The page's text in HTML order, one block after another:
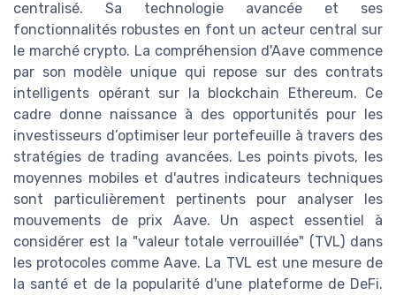
centralisé. Sa technologie avancée et ses
fonctionnalités robustes en font un acteur central sur
le marché crypto. La compréhension d'Aave commence
par son modèle unique qui repose sur des contrats
intelligents opérant sur la blockchain Ethereum. Ce
cadre donne naissance à des opportunités pour les
investisseurs d’optimiser leur portefeuille à travers des
stratégies de trading avancées. Les points pivots, les
moyennes mobiles et d'autres indicateurs techniques
sont particulièrement pertinents pour analyser les
mouvements de prix Aave. Un aspect essentiel à
considérer est la "valeur totale verrouillée" (TVL) dans
les protocoles comme Aave. La TVL est une mesure de
la santé et de la popularité d'une plateforme de DeFi.